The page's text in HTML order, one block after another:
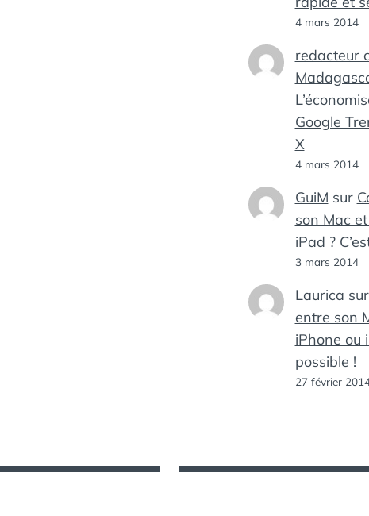
4 mars 2014
redacteur
Google
X
4 mars 2014
GuiM sur
son Mac
iPad ?
3 mars 2014
Laurica sur
entre son
iPhone ou
possible !
27 février